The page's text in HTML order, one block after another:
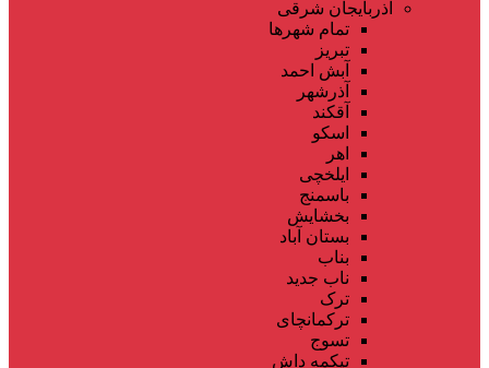
آذربایجان شرقی
تمام شهر‌ها
تبریز
آبش احمد
آذرشهر
آقکند
اسکو
اهر
ایلخچی
باسمنج
بخشایش
بستان آباد
بناب
ناب جدید
ترک
ترکمانچای
تسوج
تیکمه داش